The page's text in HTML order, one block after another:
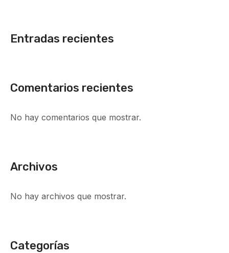
Entradas recientes
Comentarios recientes
No hay comentarios que mostrar.
Archivos
No hay archivos que mostrar.
Categorías